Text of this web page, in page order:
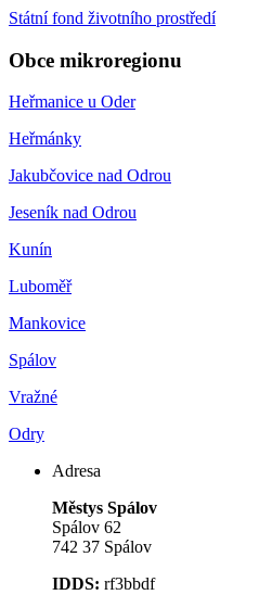
Státní fond životního prostředí
Obce mikroregionu
Heřmanice u Oder
Heřmánky
Jakubčovice nad Odrou
Jeseník nad Odrou
Kunín
Luboměř
Mankovice
Spálov
Vražné
Odry
Adresa
Městys Spálov
Spálov 62
742 37 Spálov
IDDS: rf3bbdf